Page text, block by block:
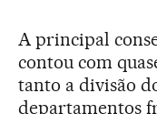
A principal
contou com
tanto a divisão
departamentos